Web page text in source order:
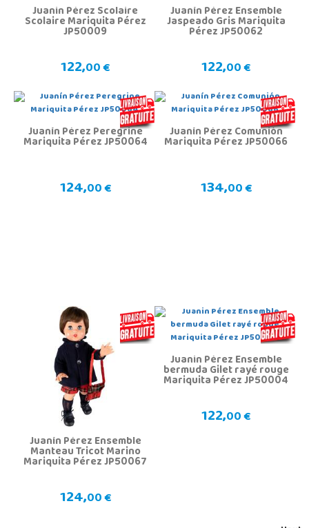
Juanin Pérez Scolaire
Scolaire Mariquita Pérez
JP50009
122,00 €
Juanín Pérez Ensemble
Jaspeado Gris Mariquita
Pérez JP50062
122,00 €
Juanín Pérez Peregrine
Mariquita Pérez JP50064
124,00 €
Juanín Pérez Comunión
Mariquita Pérez JP50066
134,00 €
Juanín Pérez Ensemble
Manteau Tricot Marino
Mariquita Pérez JP50067
124,00 €
Juanin Pérez Ensemble
bermuda Gilet rayé rouge
Mariquita Pérez JP50004
122,00 €